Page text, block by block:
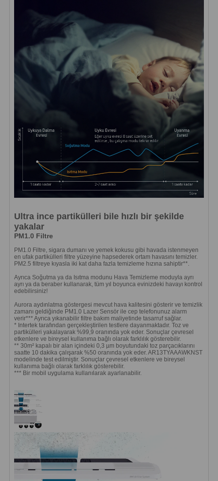
Ultra ince partikülleri bile hızlı bir şekilde
yakalar
PM1.0 Filtre
PM1.0 Filtre, sigara dumanı ve yemek kokusu gibi havada istenmeyen
en ufak partikülleri filtre yüzeyine hapsederek ortam havasını temizler.
PM2.5 filtreye kıyasla iki kat daha fazla temizleme hızına sahiptir**.
Ayrıca Soğutma ya da Isıtma modunu Hava Temizleme moduyla ayrı
ayrı ya da beraber kullanarak, tüm yıl boyunca evinizdeki havayı kontrol
edebilirsiniz!
Aurora aydınlatma göstergesi mevcut hava kalitesini gösterir ve temizlik
zamanı geldiğinde PM1.0 Lazer Sensör ile cep telefonunuz alarm
verir*** Ayrıca yıkanabilir filtre bakım maliyetinde tasarruf sağlar.
* Intertek tarafından gerçekleştirilen testlere dayanmaktadır. Toz ve
partikülleri yakalayarak %99,9 oranında yok eder. Sonuçlar çevresel
etkenlere ve bireysel kullanıma bağlı olarak farklılık gösterebilir.
** 30m² kapalı bir alan içindeki 0,3 µm boyutundaki toz parçacıklarını
saatte 10 dakika çalışarak %50 oranında yok eder. AR13TYAAAWKNST
modelinde test edilmiştir. Sonuçlar çevresel etkenlere ve bireysel
kullanıma bağlı olarak farklılık gösterebilir.
*** Bir mobil uygulama kullanılarak ayarlanabilir.